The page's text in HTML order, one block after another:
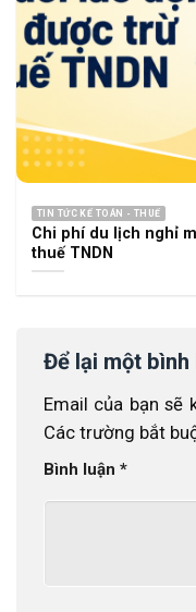
TIN TỨC KẾ TOÁN - THUẾ
Chi phí du lịch nghỉ
thuế TNDN
Để lại một bình
Email của bạn sẽ
Các trường bắt
Bình luận *